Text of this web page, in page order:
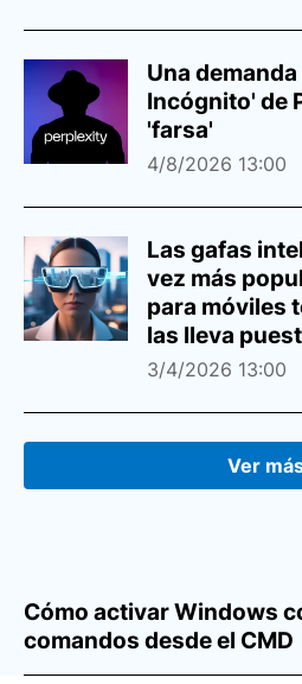
Una
Incógnito' de
'farsa'
4/8/2026 13:00
Las gafas
vez más
para móviles
las lleva
3/4/2026 13:00
Ver
Cómo activar Windows
comandos desde el CMD